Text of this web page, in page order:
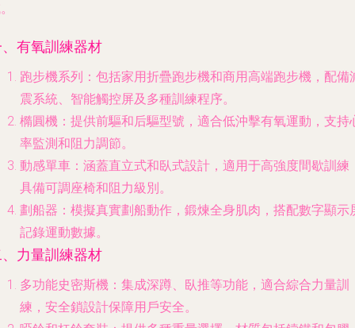
有氧訓練器材
跑步機系列 ：包括家用折疊跑步機和商用高端跑步機，配備
震系統、智能觸控屏及多種訓練程序。
橢圓機 ：提供前驅和后驅型號，適合低沖擊有氧運動，支持
率監測和阻力調節。
動感單車 ：涵蓋直立式和臥式設計，適用于高強度間歇訓練
具備可調座椅和阻力級別。
劃船器 ：模擬真實劃船動作，鍛煉全身肌肉，搭配數字顯示
記錄運動數據。
力量訓練器材
多功能史密斯機 ：集成深蹲、臥推等功能，適合綜合力量訓
練，安全鎖設計保障用戶安全。